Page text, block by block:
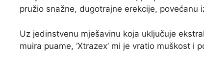
pružio snažne, dugotrajne erekcije,
Uz jedinstvenu mješavinu koja uključuje
muira puame, ‘Xtrazex’ mi je vratio muškost i